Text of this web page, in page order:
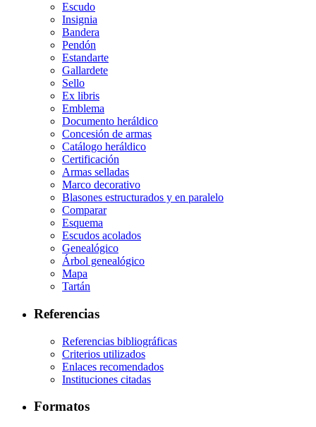
Escudo
Insignia
Bandera
Pendón
Estandarte
Gallardete
Sello
Ex libris
Emblema
Documento heráldico
Concesión de armas
Catálogo heráldico
Certificación
Armas selladas
Marco decorativo
Blasones estructurados y en paralelo
Comparar
Esquema
Escudos acolados
Genealógico
Árbol genealógico
Mapa
Tartán
Referencias
Referencias bibliográficas
Criterios utilizados
Enlaces recomendados
Instituciones citadas
Formatos